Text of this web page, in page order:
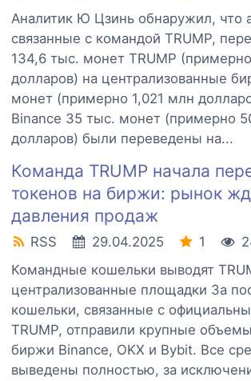
Аналитик Ю Цзинь обнаружил, что
связанные с командой TRUMP,
134,6 тыс. монет TRUMP
долларов) на централизованные
монет (примерно 1,021 млн
Binance 35 тыс. монет (примерно
долларов) были переведены на...
Команда TRUMP начала
токенов на биржи: рынок
давления продаж
RSS 29.04.2025 1
Командные кошельки выводят
централизованные площадки За
кошельки, связанные с
TRUMP, отправили крупные
биржи Binance, OKX и Bybit. Все
выведены полностью, за